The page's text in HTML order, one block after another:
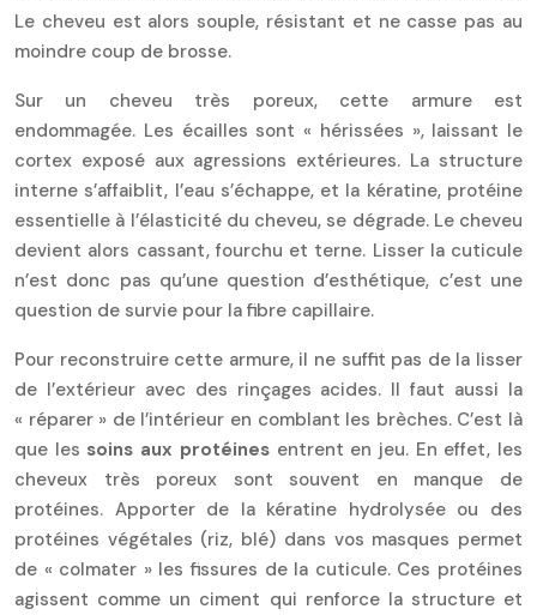
Le cheveu est alors souple, résistant et ne casse pas au
moindre coup de brosse.
Sur un cheveu très poreux, cette armure est
endommagée. Les écailles sont « hérissées », laissant le
cortex exposé aux agressions extérieures. La structure
interne s’affaiblit, l’eau s’échappe, et la kératine, protéine
essentielle à l’élasticité du cheveu, se dégrade. Le cheveu
devient alors cassant, fourchu et terne. Lisser la cuticule
n’est donc pas qu’une question d’esthétique, c’est une
question de survie pour la fibre capillaire.
Pour reconstruire cette armure, il ne suffit pas de la lisser
de l’extérieur avec des rinçages acides. Il faut aussi la
« réparer » de l’intérieur en comblant les brèches. C’est là
que les soins aux protéinesentrent en jeu. En effet, les
cheveux très poreux sont souvent en manque de
protéines. Apporter de la kératine hydrolysée ou des
protéines végétales (riz, blé) dans vos masques permet
de « colmater » les fissures de la cuticule. Ces protéines
agissent comme un ciment qui renforce la structure et